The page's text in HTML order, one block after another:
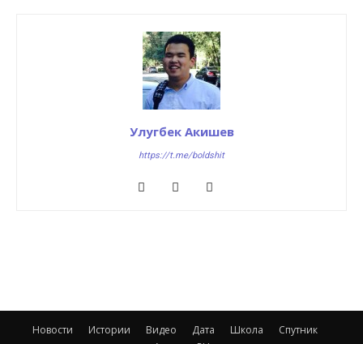
Улугбек Акишев
https://t.me/boldshit
Новости Истории Видео Дата Школа
Спутник